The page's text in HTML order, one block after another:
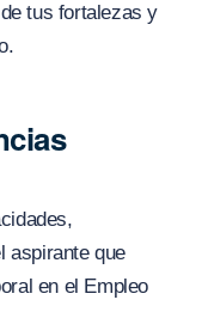
tus fortalezas y
aspirante que
en el Empleo